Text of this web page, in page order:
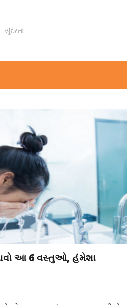
સુંદરતા
આ 6 વસ્તુઓ, હંમેશા